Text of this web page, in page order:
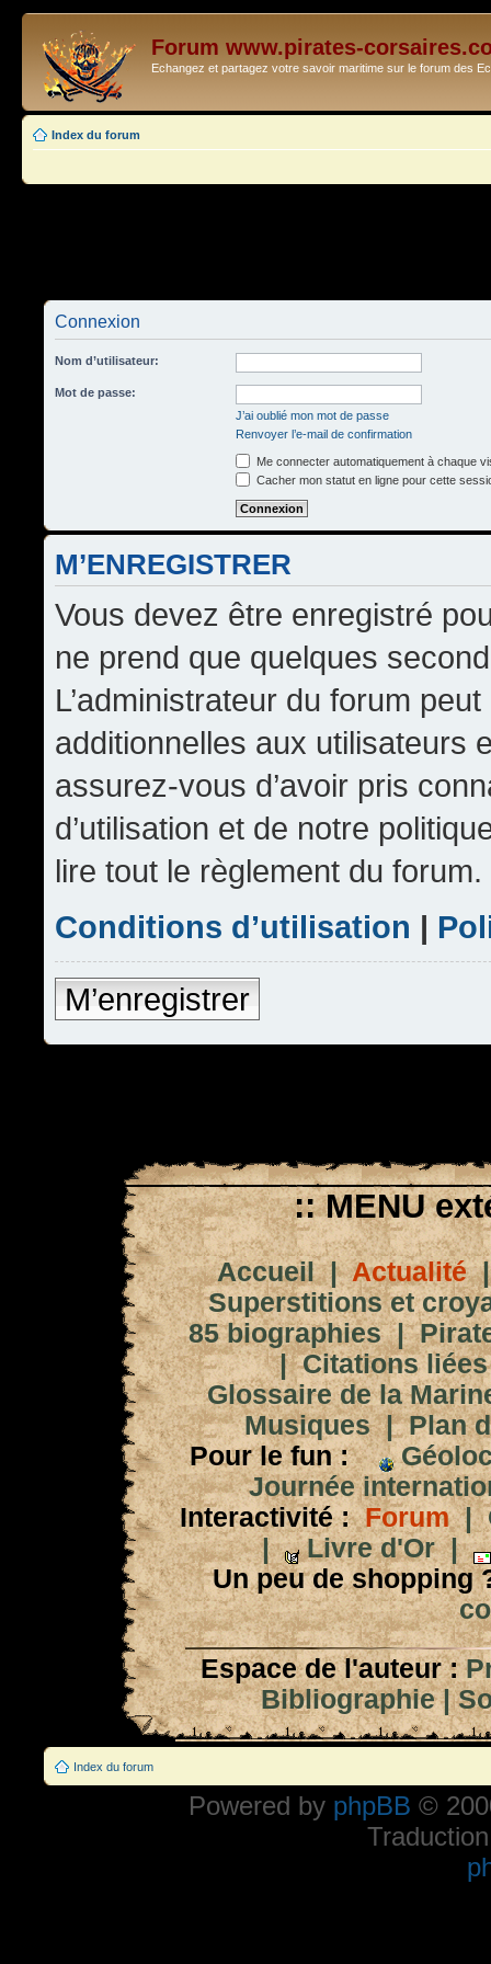
Forum www.pirates-
Echangez et partagez votre savoir maritime sur le forum des
Index du forum
Connexion
Nom d’utilisateur:
Mot de passe:
J’ai oublié mon mot de passe
Renvoyer l’e-mail de confirmation
Me connecter automatiquement à chaque
Cacher mon statut en ligne pour cette
M’ENREGISTRER
Vous devez être enregistré
ne prend que quelques
L’administrateur du forum
additionnelles aux utilisateurs
assurez-vous d’avoir pris
d’utilisation et de notre
lire tout le règlement du forum.
Conditions d’utilisation |
M’enregistrer
:: MENU
Accueil|Actualité
Superstitions et
85 biographies|
|Citations
Glossaire de la
Musiques|Plan
Pour le fun :
Journée
Interactivité : Forum|
|
Livre d'Or|
Un peu de shopping
Espace de l'auteur :
Bibliographie|
Index du forum
Powered by phpBB ©